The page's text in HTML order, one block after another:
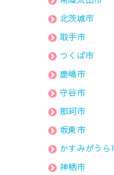
北茨城市
取手市
つくば市
鹿嶋市
守谷市
那珂市
坂東市
かすみがうら
神栖市